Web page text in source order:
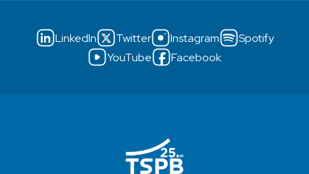
LinkedIn Twitter Instagram
Spotify
YouTube
Facebook